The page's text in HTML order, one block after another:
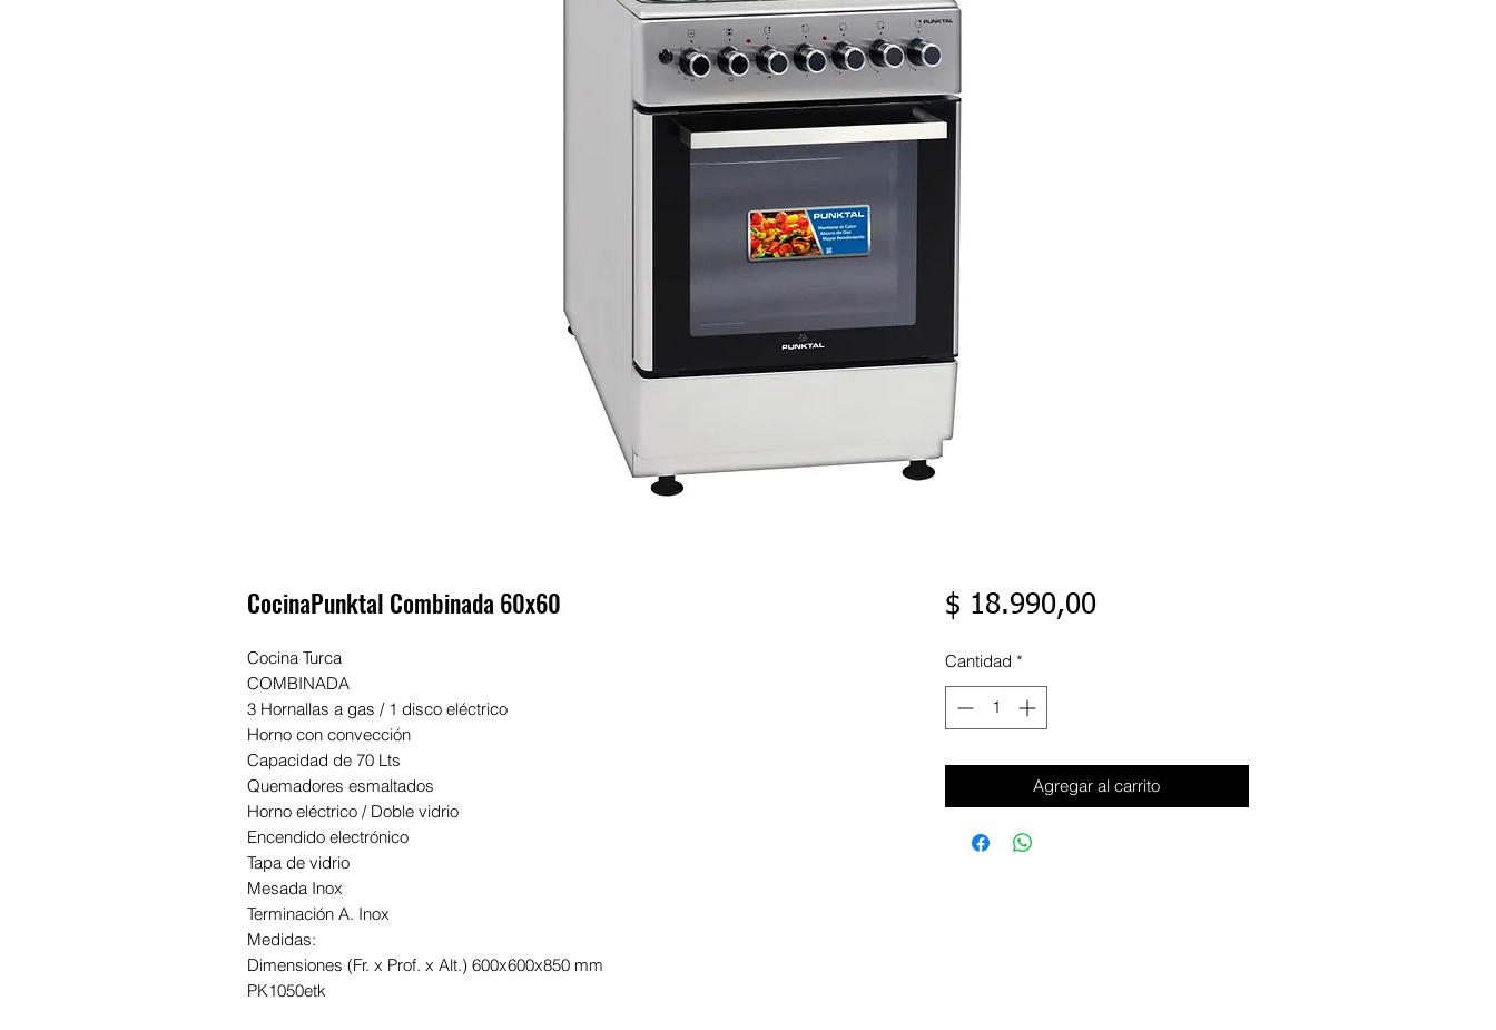
CocinaPunktal Combinada 60x60
Cocina Turca
COMBINADA
3 Hornallas a gas / 1 disco eléctrico
Horno con convección
Capacidad de 70 Lts
Quemadores esmaltados
Horno eléctrico / Doble vidrio
Encendido electrónico
Tapa de vidrio
Mesada Inox
Terminación A. Inox
Medidas:
Dimensiones (Fr. x Prof. x Alt.) 600x600x850 mm
PK1050etk
$ 18.990,00Precio
Cantidad *
Agregar al carrito